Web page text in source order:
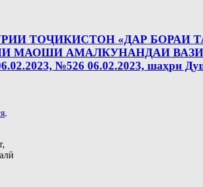
ТОҶИКИСТОН «ДАР БОРАИ
МАОШИ АМАЛКУНАНДАИ
№526 06.02.2023, шаҳри
.